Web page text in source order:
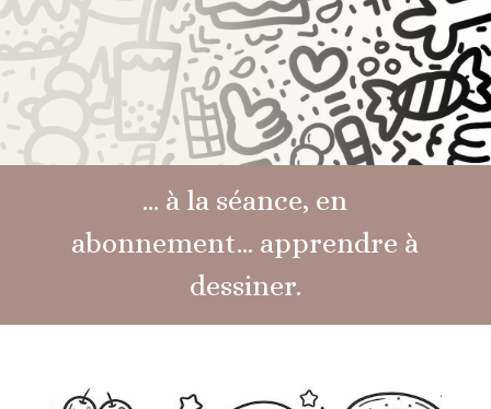
… à la séance, en
abonnement… apprendre à
dessiner.